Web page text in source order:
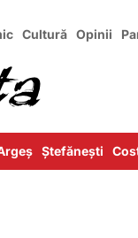
Cultură Opinii
Ștefănești